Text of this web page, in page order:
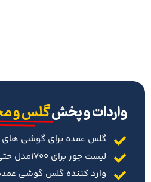
‌واردات و پخشگلس و
گلس عمده برای گوشی های
لیست جور برای 1700مدل حتی مدل های جدید
وارد کننده گلس گوشی